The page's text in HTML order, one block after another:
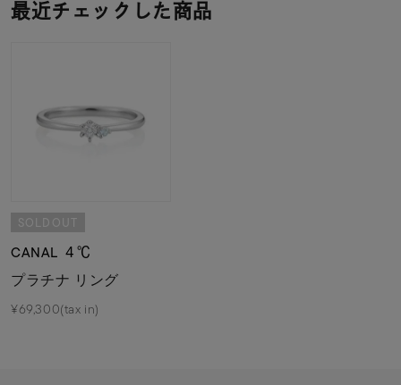
最近チェックした商品
SOLDOUT
CANAL ４℃
プラチナ リング
¥69,300(tax in)